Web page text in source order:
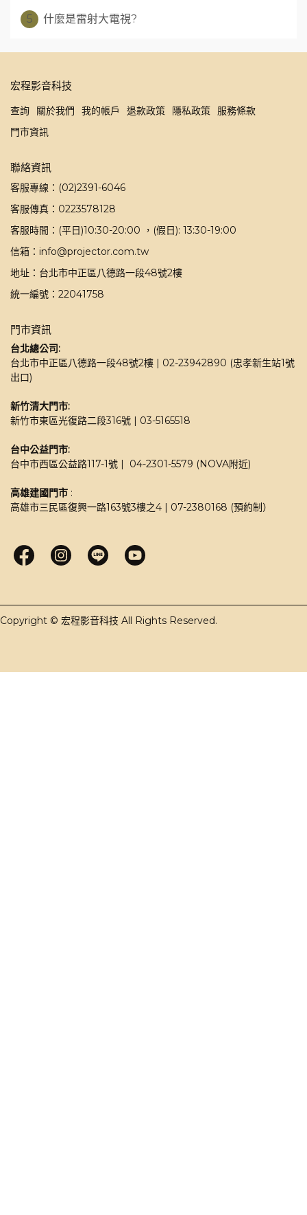
5 什麼是雷射大電視?
宏程影音科技
查詢 關於我們 我的帳戶 退款政策 隱私政策
服務條款
門市資訊
聯絡資訊
客服專線：(02)2391-6046
客服傳真：0223578128
客服時間：(平日)10:30-20:00 ，(假日): 13:30-19:00
信箱：info@projector.com.tw
地址：台北市中正區八德路一段48號2樓
統一編號：22041758
門市資訊
台北總公司:
台北市中正區八德路一段48號2樓 | 02-23942890 (忠孝新生站1號
出口)
新竹清大門市:
新竹市東區光復路二段316號 | 03-5165518
台中公益門市:
台中市西區公益路117-1號 |  04-2301-5579 (NOVA附近)
高雄建國門市 :
高雄市三民區復興一路163號3樓之4 | 07-2380168 (預約制）